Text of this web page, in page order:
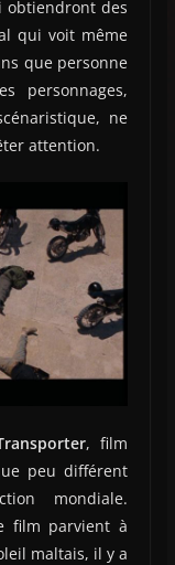
obtiendront des
qui voit même
que personne
personnages,
ne
attention.
, film
peu différent
mondiale.
film parvient à
maltais, il y a